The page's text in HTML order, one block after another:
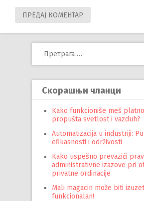
Претрага
за:
Скорашњи чланци
Kako funkcioniše meš
propušta svetlost i vazduh?
Automatizacija u industriji:
efikasnosti i održivosti
Kako uspešno prevazići
administrativne izazove pri
privatne ordinacije
Mali magacin može biti
funkcionalan!